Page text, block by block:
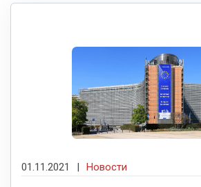
01.11.2021 | Новости